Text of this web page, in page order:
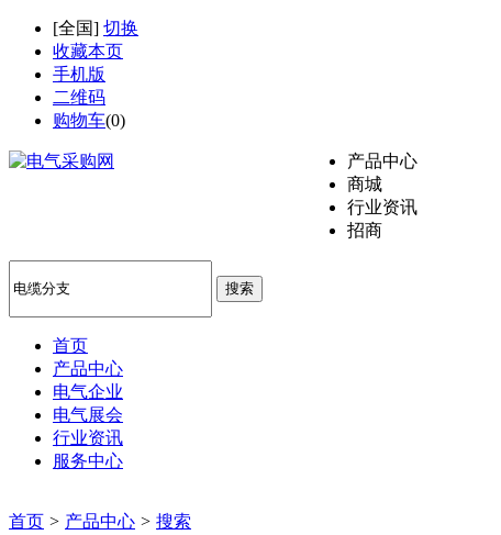
[全国] 切换
收藏本页
手机版
二维码
购物车(0)
产品中心
商城
行业资讯
招商
搜索
首页
产品中心
电气企业
电气展会
行业资讯
服务中心
首页 > 产品中心 > 搜索